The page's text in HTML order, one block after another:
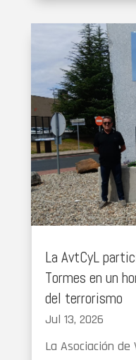
La AvtCyL
Tormes en un
del terrorismo
Jul 13, 2026
La Asociación